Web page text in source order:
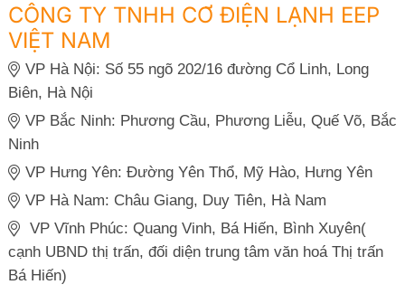
CÔNG TY TNHH CƠ ĐIỆN LẠNH EEP
VIỆT NAM
VP Hà Nội: Số 55 ngõ 202/16 đường Cổ Linh, Long
Biên, Hà Nội
VP Bắc Ninh: Phương Cầu, Phương Liễu, Quế Võ, Bắc
Ninh
VP Hưng Yên: Đường Yên Thổ, Mỹ Hào, Hưng Yên
VP Hà Nam: Châu Giang, Duy Tiên, Hà Nam
VP Vĩnh Phúc: Quang Vinh, Bá Hiến, Bình Xuyên(
cạnh UBND thị trấn, đối diện trung tâm văn hoá Thị trấn
Bá Hiến)